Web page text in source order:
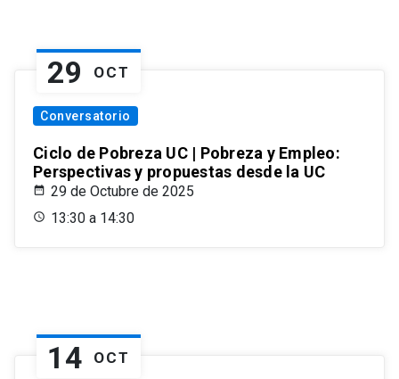
29 OCT
Conversatorio
Ciclo de Pobreza UC | Pobreza y Empleo:
Perspectivas y propuestas desde la UC
29 de Octubre de 2025
13:30 a 14:30
14 OCT